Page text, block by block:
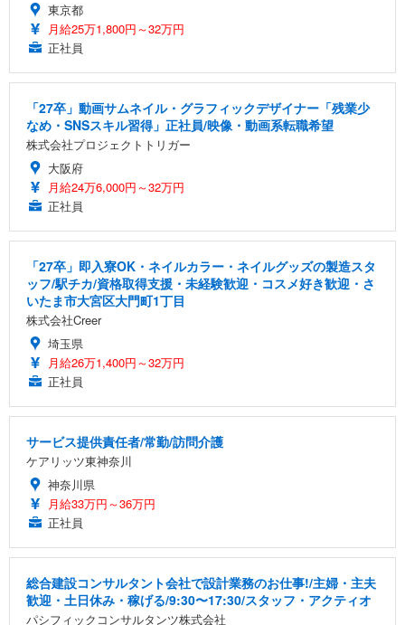
東京都
月給25万1,800円～32万円
正社員
「27卒」動画サムネイル・グラフィックデザイナー「残業少
なめ・SNSスキル習得」正社員/映像・動画系転職希望
株式会社プロジェクトトリガー
大阪府
月給24万6,000円～32万円
正社員
「27卒」即入寮OK・ネイルカラー・ネイルグッズの製造スタ
ッフ/駅チカ/資格取得支援・未経験歓迎・コスメ好き歓迎・さ
いたま市大宮区大門町1丁目
株式会社Creer
埼玉県
月給26万1,400円～32万円
正社員
サービス提供責任者/常勤/訪問介護
ケアリッツ東神奈川
神奈川県
月給33万円～36万円
正社員
総合建設コンサルタント会社で設計業務のお仕事!/主婦・主夫
歓迎・土日休み・稼げる/9:30〜17:30/スタッフ・アクティオ
パシフィックコンサルタンツ株式会社